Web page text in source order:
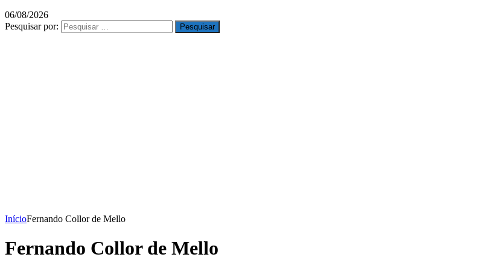
06/08/2026
Pesquisar por:
InícioFernando Collor de Mello
Fernando Collor de Mello